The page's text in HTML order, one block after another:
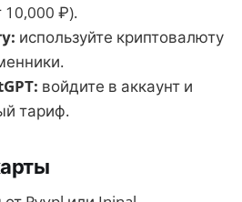
10,000 ₽).
используйте криптовалюту
войдите в аккаунт и
тариф.